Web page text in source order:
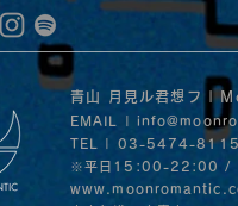
青山 月見ル君想フ |
EMAIL |
TEL | 03-5474-8115
※平日15:00-22:00 /